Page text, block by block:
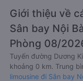
Giới thiệu về
Sân bay Nội
Phòng 08/
Tuyến đường Dương
khoảng 0 km. Trung
limousine đi Sân bay